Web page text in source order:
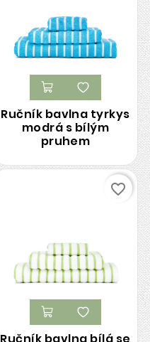
Ručník bavlna tyrkys
modrá s bílým
pruhem
favorite_border